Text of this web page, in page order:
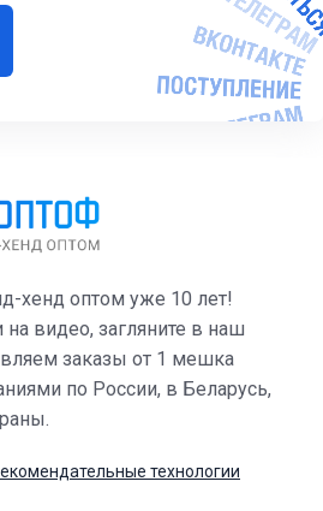
хенд оптом уже 10 лет!
видео, загляните в наш
заказы от 1 мешка
по России, в Беларусь,
технологии